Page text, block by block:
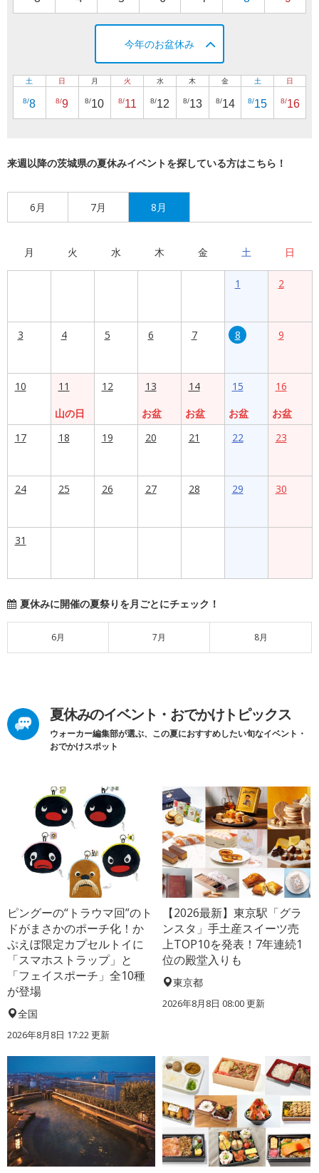
今年のお盆休み
土
8/8
日
8/9
月
8/10
火
8/11
水
8/12
木
8/13
金
8/14
土
8/15
日
8/16
来週以降の茨城県の夏休みイベントを探している方はこちら！
6月 7月 8月
月 火 水 木 金 土 日
1 2
3 4 5 6 7 8 9
10
11
山の日
12
13
お盆
14
お盆
15
お盆
16
お盆
17
18 19 20 21 22 23
24 25 26 27 28 29 30
31
夏休みに開催の夏祭りを月ごとにチェック！
6月 7月 8月
夏休みのイベント・おでかけトピックス
ウォーカー編集部が選ぶ、この夏におすすめしたい旬なイベント・
おでかけスポット
ピングーの“トラウマ回”のト
ドがまさかのポーチ化！か
ぷえぼ限定カプセルトイに
「スマホストラップ」と
「フェイスポーチ」全10種
が登場
全国
2026年8月8日 17:22更新
【2026最新】東京駅「グラ
ンスタ」手土産スイーツ売
上TOP10を発表！7年連続1
位の殿堂入りも
東京都
2026年8月8日 08:00更新